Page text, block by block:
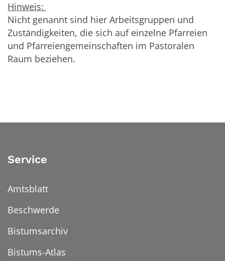
Hinweis:
Nicht genannt sind hier Arbeitsgruppen und
Zuständigkeiten, die sich auf einzelne Pfarreien
und Pfarreiengemeinschaften im Pastoralen
Raum beziehen.
Service
Amtsblatt
Beschwerde
Bistumsarchiv
Bistums-Atlas